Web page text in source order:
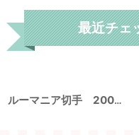
最近チェ
ルーマニア切手 2004年 狩猟 アカシカ ヒグマ 鳥 5種